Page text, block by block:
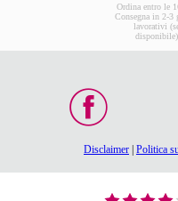
Ordina entro le
Consegna in 2-3
lavorativi
disponibile)
Disclaimer | Politica